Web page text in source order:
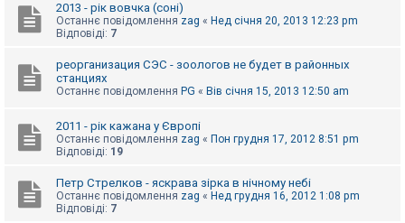
и
у
п
м
2013 - рік вовчка (соні)
Останнє повідомлення zag « Нед січня 20, 2013 12:23 pm
Відповіді: 7
реорганизация СЭС - зоологов не будет в районных
станциях
Останнє повідомлення PG « Вів січня 15, 2013 12:50 am
2011 - рік кажана у Європі
Останнє повідомлення zag « Пон грудня 17, 2012 8:51 pm
Відповіді: 19
Петр Стрелков - яскрава зірка в нічному небі
Останнє повідомлення zag « Нед грудня 16, 2012 1:08 pm
Відповіді: 7